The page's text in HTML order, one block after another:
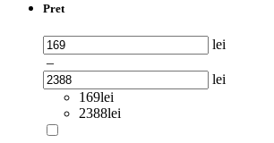
Pret
lei
–
lei
169lei
2388lei